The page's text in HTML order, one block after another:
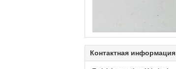
Контактная информация